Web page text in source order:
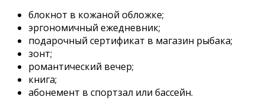
блокнот в кожаной обложке;
эргономичный ежедневник;
подарочный сертификат в магазин рыбака;
зонт;
романтический вечер;
книга;
абонемент в спортзал или бассейн.